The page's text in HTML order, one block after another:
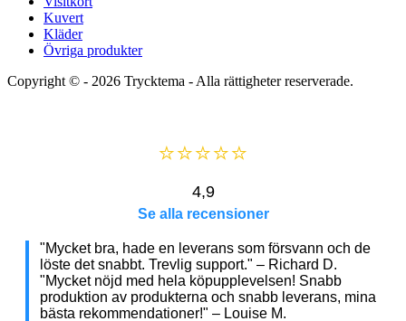
Kuvert
Kläder
Övriga produkter
Copyright © - 2026 Trycktema - Alla rättigheter reserverade.
⭐⭐⭐⭐⭐
4,9
Se alla recensioner
"Mycket bra, hade en leverans som försvann och de
löste det snabbt. Trevlig support." – Richard D.
"Mycket nöjd med hela köpupplevelsen! Snabb
produktion av produkterna och snabb leverans, mina
bästa rekommendationer!" – Louise M.